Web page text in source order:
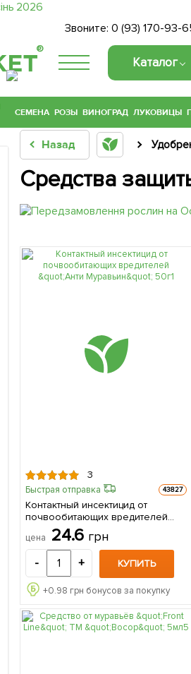
Звоните:0 (93) 170-93-
®
Каталог
СЕМЕНА РОЗЫ ВИНОГРАД ЛУКОВИЦЫ
Назад
Средства
3
Быстрая отправка 43827
Контактный инсектицид от
почвообитающих вредителей
"Анти Муравьин" 50г
цена 24.6 грн
- + КУПИТЬ
+0.98 грн бонусов за покупку